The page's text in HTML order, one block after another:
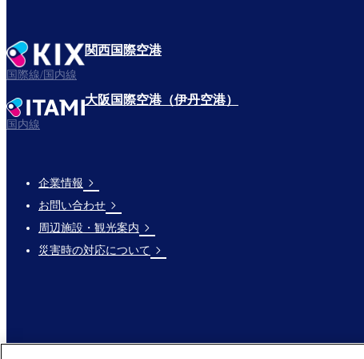
関西国際空港
国際線/国内線
大阪国際空港（伊丹空港）
国内線
Footer
Links
企業情報
お問い合わせ
周辺施設・観光案内
災害時の対応について